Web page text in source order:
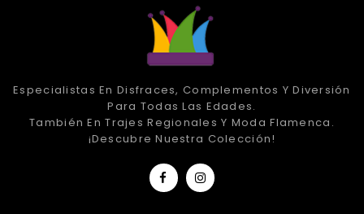
Especialistas En Disfraces, Complementos Y Diversión
Para Todas Las Edades.
También En Trajes Regionales Y Moda Flamenca.
¡Descubre Nuestra Colección!